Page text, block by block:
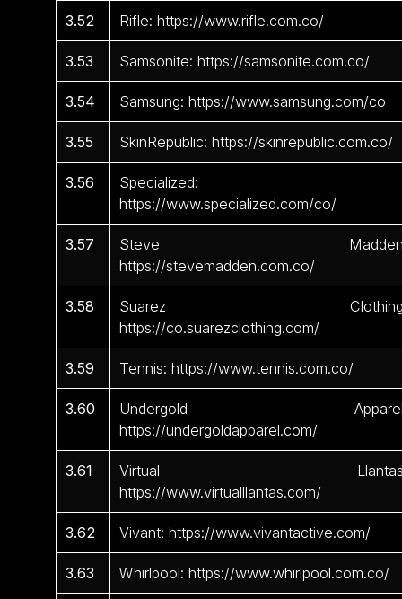
3.52 Rifle: https://www.rifle.com.co/
3.53 Samsonite: https://samsonite.com.co/
3.54 Samsung: https://www.samsung.com/co
3.55 SkinRepublic: https://skinrepublic.com.co/
3.56
Specialized:
https://www.specialized.com/co/
3.57
Steve
https://stevemadden.com.co/
3.58
Suarez
https://co.suarezclothing.com/
3.59 Tennis: https://www.tennis.com.co/
3.60
Undergold
https://undergoldapparel.com/
3.61
Virtual
https://www.virtualllantas.com/
3.62 Vivant: https://www.vivantactive.com/
3.63 Whirlpool: https://www.whirlpool.com.co/